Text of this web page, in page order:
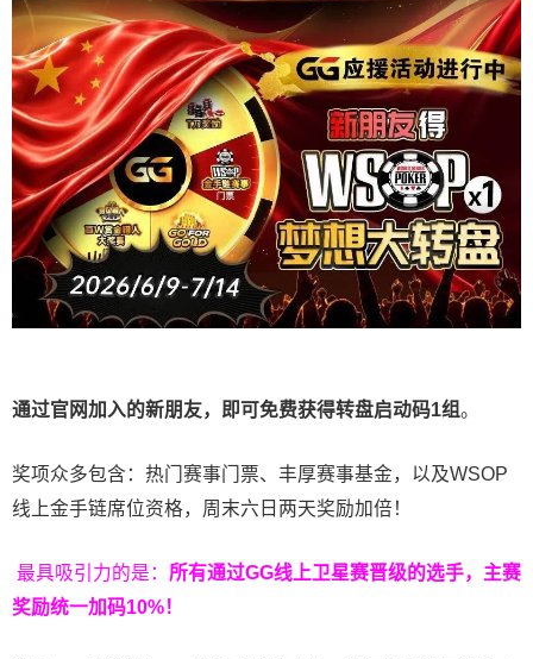
通过官网加入的新朋友，即可免费获得转盘启动码1组。
奖项众多包含：热门赛事门票、丰厚赛事基金，以及WSOP
线上金手链席位资格， 周末六日两天奖励加倍！
最具吸引力的是： 所有通过GG线上卫星赛晋级的选手，主赛
奖励统一加码10%！